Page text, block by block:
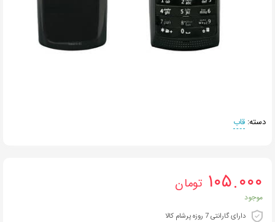
دسته: قاب
۱۰۵.۰۰۰ تومان
موجود
دارای گارانتی 7 روزه پرشام کالا